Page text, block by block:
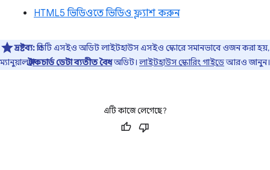
HTML5 ভিডিওতে ভিডিও ফ্ল্যাশ করুন
দ্রষ্টব্য:প্রতিটি এসইও অডিট লাইটহাউস এসইও স্কোরে সমানভাবে ওজন করা হয়,
ম্যানুয়ালস্ট্রাকচার্ড ডেটা ব্যতীত বৈধঅডিট।লাইটহাউস স্কোরিং গাইডেআরও জানুন।
এটি কাজে লেগেছে?